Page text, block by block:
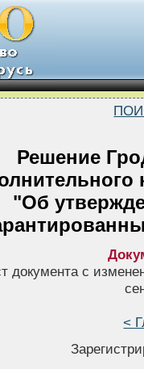
Решение
"Об
документа с
<